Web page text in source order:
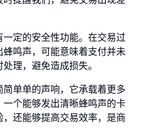
定的安全性功能。在交易过
鸣声，可能意味着支付并未
理，避免造成损失。
单单的声响，它承载着更多
个能够发出清晰蜂鸣声的卡
还能够提高交易效率，是商